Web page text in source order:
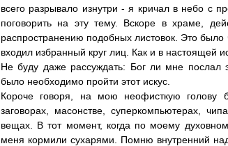
всего разрывало изнутри - я кричал в небо с
поговорить на эту тему. Вскоре в храме,
распространению подобных листовок. Это
входил избранный круг лиц. Как и в настоящей
Не буду даже рассуждать: Бог ли мне послал
было необходимо пройти этот искус.
Короче говоря, на мою неофисткую
заговорах, масонстве, суперкомпьютерах,
вещах. В тот момент, когда по моему
меня кормили сухарями. Помню внутренний